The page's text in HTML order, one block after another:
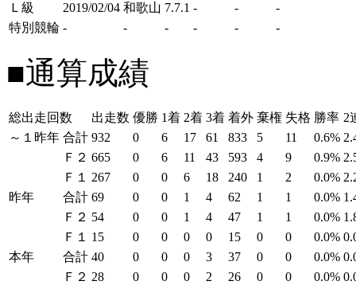
Ｌ級
2019/02/04 和歌山 7.7.1 - -
-
特別競輪 - - - - - -
■通算成績
総出走回数 出走数 優勝 1着 2着 3着 着外 棄権 失格 勝率 2
～１昨年 合計 932 0 6 17 61 833 5 11 0.6%
Ｆ２ 665 0 6 11 43 593 4 9 0.9%
Ｆ１
267 0 0 6 18 240 1 2 0.0%
昨年
合計 69 0 0 1 4 62 1 1 0.0%
Ｆ２ 54 0 0 1 4 47 1 1 0.0%
Ｆ１
15 0 0 0 0 15 0 0 0.0%
本年
合計 40 0 0 0 3 37 0 0 0.0%
Ｆ２ 28 0 0 0 2 26 0 0 0.0%